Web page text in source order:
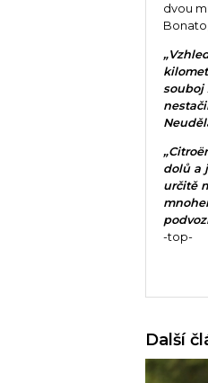
dvou
souboj
dolů a
určitě
-top-
Další